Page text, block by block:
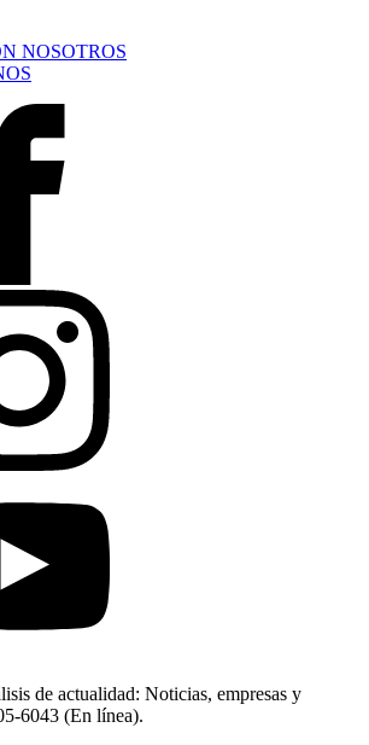
NOSOTROS
de actualidad: Noticias, empresas y
6043 (En línea).